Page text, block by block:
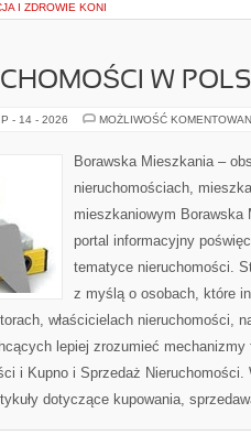
I ZDROWIE KONI
W
- 14 - 2026 MOŻLIWOŚĆ
Borawska Mieszkania –
nieruchomościach,
mieszkaniowym Borawska
portal informacyjny
tematyce nieruchomości.
z myślą o osobach, które
właścicielach nieruchomości,
lepiej zrozumieć mechanizmy
i Kupno i Sprzedaż
dotyczące kupowania,